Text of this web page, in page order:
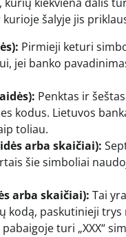
kiekviena dalis
šalyje jis
Pirmieji keturi
jei banko
Penktas ir
kodus. Lietuvos
toliau.
arba skaičiai):
šie simboliai
arba skaičiai): Tai
kodą, paskutinieji
turi „XXX“